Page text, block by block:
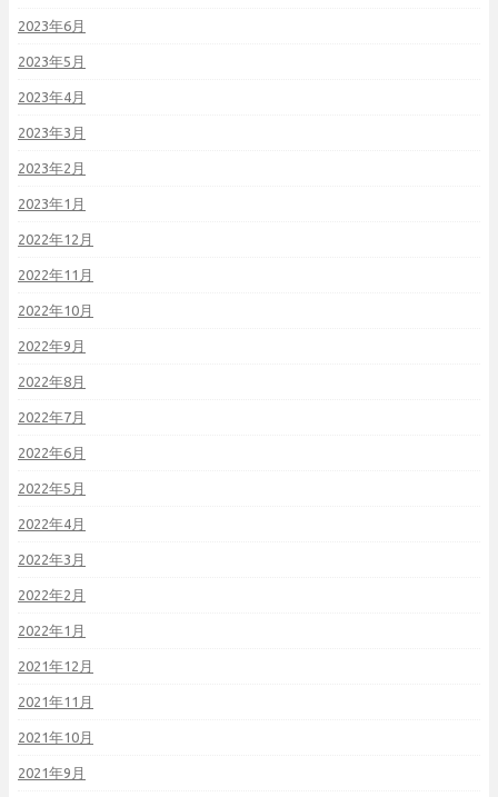
2023年6月
2023年5月
2023年4月
2023年3月
2023年2月
2023年1月
2022年12月
2022年11月
2022年10月
2022年9月
2022年8月
2022年7月
2022年6月
2022年5月
2022年4月
2022年3月
2022年2月
2022年1月
2021年12月
2021年11月
2021年10月
2021年9月